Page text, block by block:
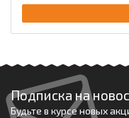
Подписка на
Будьте в курсе новых